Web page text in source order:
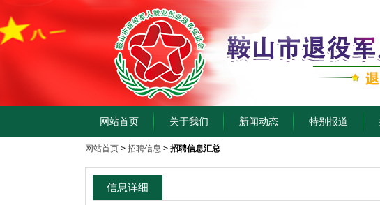
网站首页 关于我们 新闻动态 特别报道
网站首页 > 招聘信息 > 招聘信息汇总
信息详细